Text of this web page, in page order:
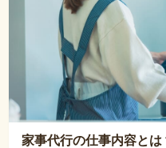
家事代行の仕事内容と